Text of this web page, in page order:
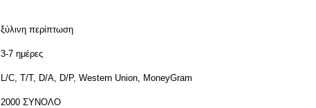
ξύλινη περίπτωση
3-7 ημέρες
L/C, T/T, D/A, D/P, Western Union, MoneyGram
2000 ΣΥΝΟΛΟ